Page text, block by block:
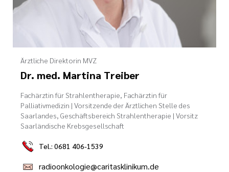
Ärztliche Direktorin MVZ
Dr. med. Martina Treiber
Fachärztin für Strahlentherapie, Fachärztin für
Palliativmedizin | Vorsitzende der Ärztlichen Stelle des
Saarlandes, Geschäftsbereich Strahlentherapie | Vorsitz
Saarländische Krebsgesellschaft
Tel.: 0681 406-1539
radioonkologie@caritasklinikum.de